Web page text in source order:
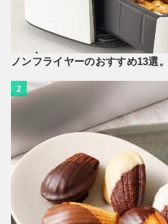
ノンフライヤーのおすすめ13選
2